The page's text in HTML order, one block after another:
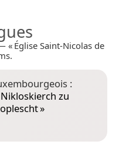
« Église Saint-Nicolas de
:
Nikloskierch zu
»